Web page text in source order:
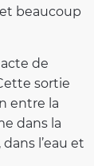
beaucoup
de
sortie
entre la
dans la
l’eau et